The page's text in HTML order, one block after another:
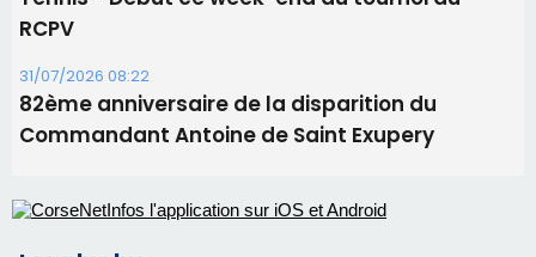
Satine Nomary est la nouvelle Miss Corse 2026
d'un spectacle qui ne reviendra pas avant 2081
Bastia – Le festival Porto Latino évacué en urgence
avant le concert de Mosimann
consommation en recul dans les restaurants